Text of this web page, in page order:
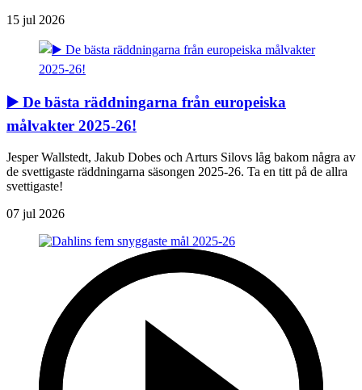
15 jul 2026
▶️ De bästa räddningarna från europeiska
målvakter 2025-26!
Jesper Wallstedt, Jakub Dobes och Arturs Silovs låg bakom några av
de svettigaste räddningarna säsongen 2025-26. Ta en titt på de allra
svettigaste!
07 jul 2026